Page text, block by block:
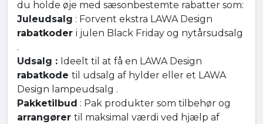
du holde øje med sæsonbestemte rabatter som:
Juleudsalg : Forvent ekstra LAWA Design
rabatkoder i julen Black Friday og nytårsudsalg
.
Udsalg : Ideelt til at få en LAWA Design
rabatkode til udsalg af hylder eller et LAWA
Design lampeudsalg .
Pakketilbud : Pak produkter som tilbehør og
arrangører til maksimal værdi ved hjælp af